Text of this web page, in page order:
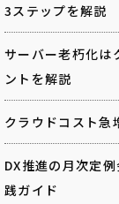
3ステップを解説
サーバー老朽化は
ントを解説
クラウドコスト急
DX推進の月次定
践ガイド